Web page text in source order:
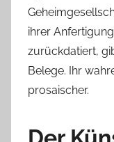
ihrer
zurückdatiert,
Belege. Ihr
prosaischer.